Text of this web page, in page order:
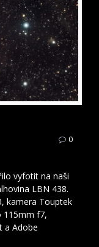
0
vyfotit na naši
LBN 438.
kamera Touptek
115mm f7,
a Adobe